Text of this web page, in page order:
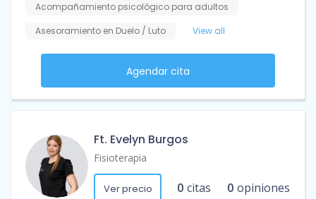
Acompañamiento psicológico para adultos
Asesoramiento en Duelo / Luto
View all
Agendar cita
Ft. Evelyn Burgos
Fisioterapia
Ver precio 0 citas 0 opiniones